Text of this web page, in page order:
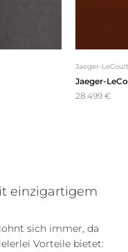
Jaeger-
Jaeger-
Angebot
28.499 €
einzigartigem
sich immer, da
Vorteile bietet: